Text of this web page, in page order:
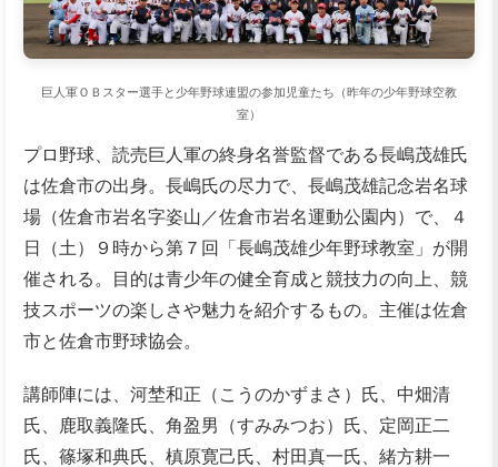
巨人軍ＯＢスター選手と少年野球連盟の参加児童たち（昨年の少年野球空教
室）
プロ野球、読売巨人軍の終身名誉監督である長嶋茂雄氏
は佐倉市の出身。長嶋氏の尽力で、長嶋茂雄記念岩名球
場（佐倉市岩名字姿山／佐倉市岩名運動公園内）で、４
日（土）９時から第７回「長嶋茂雄少年野球教室」が開
催される。目的は青少年の健全育成と競技力の向上、競
技スポーツの楽しさや魅力を紹介するもの。主催は佐倉
市と佐倉市野球協会。
講師陣には、河埜和正（こうのかずまさ）氏、中畑清
氏、鹿取義隆氏、角盈男（すみみつお）氏、定岡正二
氏、篠塚和典氏、槙原寛己氏、村田真一氏、緒方耕一